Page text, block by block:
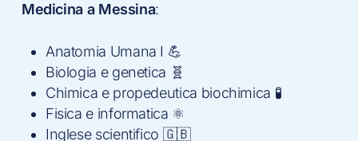
Medicina a Messina:
Anatomia Umana I 💪
Biologia e genetica 🧬
Chimica e propedeutica biochimica 🧪
Fisica e informatica ⚛️
Inglese scientifico 🇬🇧